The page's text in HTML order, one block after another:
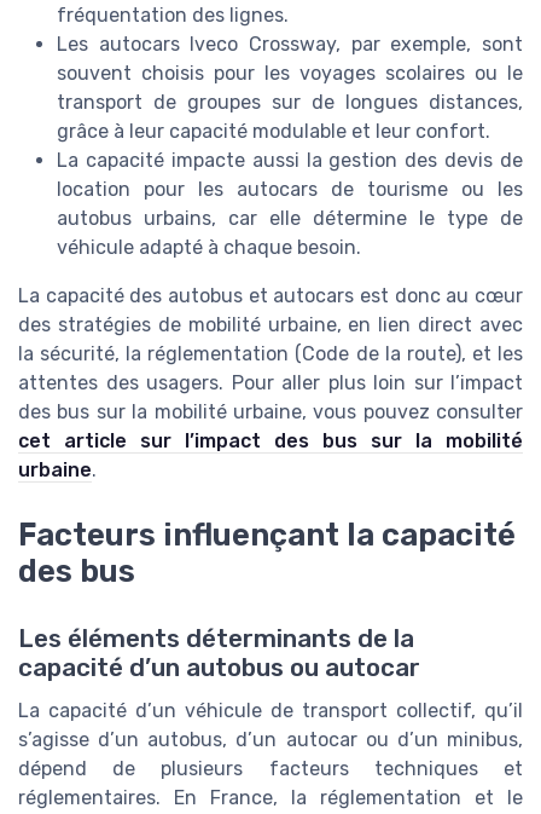
fréquentation des lignes.
Les autocars Iveco Crossway, par exemple, sont
souvent choisis pour les voyages scolaires ou le
transport de groupes sur de longues distances,
grâce à leur capacité modulable et leur confort.
La capacité impacte aussi la gestion des devis de
location pour les autocars de tourisme ou les
autobus urbains, car elle détermine le type de
véhicule adapté à chaque besoin.
La capacité des autobus et autocars est donc au cœur
des stratégies de mobilité urbaine, en lien direct avec
la sécurité, la réglementation (Code de la route), et les
attentes des usagers. Pour aller plus loin sur l’impact
des bus sur la mobilité urbaine, vous pouvez consulter
cet article sur l’impact des bus sur la mobilité
urbaine.
Facteurs influençant la capacité
des bus
Les éléments déterminants de la
capacité d’un autobus ou autocar
La capacité d’un véhicule de transport collectif, qu’il
s’agisse d’un autobus, d’un autocar ou d’un minibus,
dépend de plusieurs facteurs techniques et
réglementaires. En France, la réglementation et le